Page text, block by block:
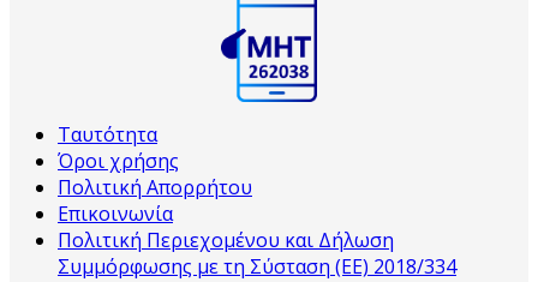
Ταυτότητα
Όροι χρήσης
Πολιτική Απορρήτου
Επικοινωνία
Πολιτική Περιεχομένου και Δήλωση
Συμμόρφωσης με τη Σύσταση (ΕΕ) 2018/334